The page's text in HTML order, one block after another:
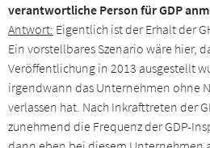
verantwortliche Person für GDP
Antwort: Eigentlich ist der Erhalt der
Ein vorstellbares Szenario wäre hier,
Veröffentlichung in 2013 ausgestellt
irgendwann das Unternehmen ohne
verlassen hat. Nach Inkrafttreten der
zunehmend die Frequenz der GDP-